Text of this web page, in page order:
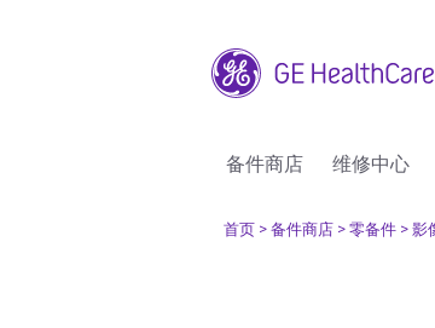
备件商店 维修中心
首页 > 备件商店 > 零备件 > 影